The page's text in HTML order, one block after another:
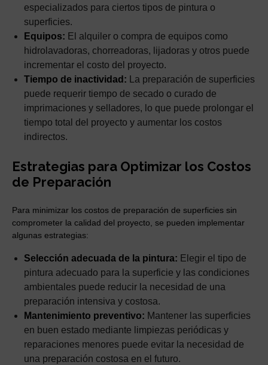
especializados para ciertos tipos de pintura o
superficies.
Equipos: El alquiler o compra de equipos como
hidrolavadoras, chorreadoras, lijadoras y otros puede
incrementar el costo del proyecto.
Tiempo de inactividad: La preparación de superficies
puede requerir tiempo de secado o curado de
imprimaciones y selladores, lo que puede prolongar el
tiempo total del proyecto y aumentar los costos
indirectos.
Estrategias para Optimizar los Costos
de Preparación
Para minimizar los costos de preparación de superficies sin
comprometer la calidad del proyecto, se pueden implementar
algunas estrategias:
Selección adecuada de la pintura: Elegir el tipo de
pintura adecuado para la superficie y las condiciones
ambientales puede reducir la necesidad de una
preparación intensiva y costosa.
Mantenimiento preventivo: Mantener las superficies
en buen estado mediante limpiezas periódicas y
reparaciones menores puede evitar la necesidad de
una preparación costosa en el futuro.